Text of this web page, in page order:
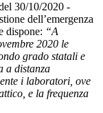
30/10/2020 -
dell’emergenza
dispone: “A
2020 le
grado statali e
a distanza
i laboratori, ove
e la frequenza